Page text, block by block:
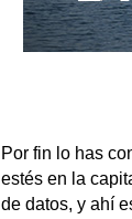
Por fin lo has
estés en la
de datos, y ahí